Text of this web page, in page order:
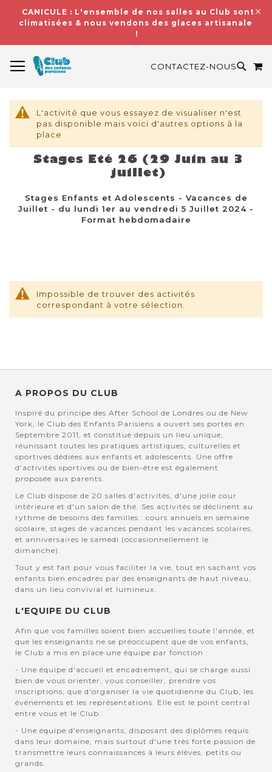
CANICULE : L'ensemble de nos salles au Club sont
climatisées & nous vendons des glaces artisanales
!
CONTACTEZ-NOUS
L'activité que vous essayez de visualiser n'est
pas disponible mais voici d'autres options à la
place
Stages Eté 26 (29 Juin au 3
juillet)
Stages Enfants et Adolescents - Vacances de
Juillet - du lundi 1er au vendredi 5 Juillet 2024 -
Format hebdomadaire
Impossible de trouver des activités
correspondant à votre sélection.
A PROPOS DU CLUB
Inspiré du principe des After School de Londres ou de New
York, le Club des Enfants Parisiens a ouvert ses portes en
Septembre 2011, et constitue depuis un lieu unique,
réunissant toutes les pratiques artistiques, culturelles et
sportives dédiées aux enfants et adolescents. Une offre
d'activités sportives ou de bien-être est également
proposée aux parents.
Le Club dispose de 20 salles d'activités, d'une jolie cour
intérieure et d'un salon de thé. Ses activités se déclinent au
rythme de besoins des familles : cours annuels en semaine
scolaire, stages de vacances pendant les vacances scolaires,
et anniversaires le samedi (occasionnellement le
dimanche).
Tout y est fait pour vous faciliter la vie, tout en sachant vos
enfants bien encadrés par des enseignants de haut niveau,
dans un lieu convivial et lumineux.
L'EQUIPE DU CLUB
Afin que vos familles soient bien accuellies toute l'année, et
que les enseignants ne se préoccupent que de vos enfants,
le Club a mis en place une équipe par fonction :
- Une équipe d'accueil et encadrement, qui se charge aussi
bien de vous orienter, vous conseiller, prendre vos
inscriptions, que d'organiser la vie quotidienne du Club, les
évènements et les représentations. Elle est le point central
entre vous et le Club.
- Une équipe d'enseignants, disposant des diplômes requis
dans leur domaine, mais surtout d'une très forte passion de
transmettre leurs connaissances à leurs élèves, petits ou
grands.